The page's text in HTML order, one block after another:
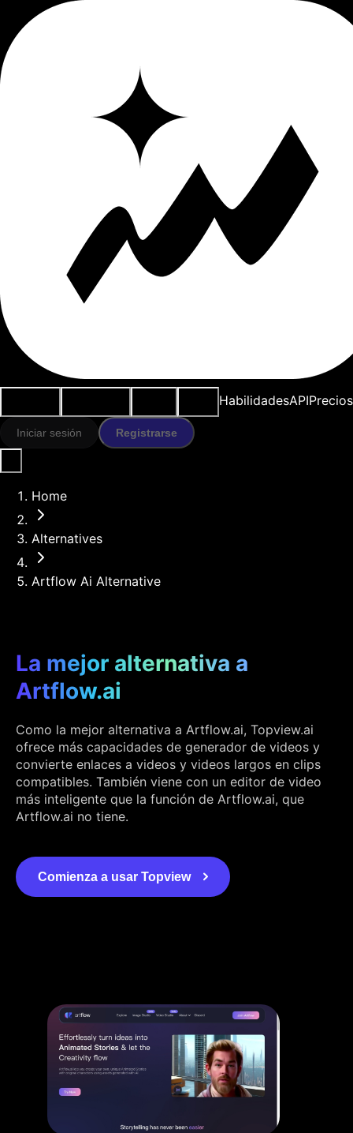
HabilidadesAPIPrecios
Iniciar sesión Registrarse
Home
Alternatives
Artflow Ai Alternative
La mejor alternativa a
Artflow.ai
Como la mejor alternativa a Artflow.ai, Topview.ai
ofrece más capacidades de generador de videos y
convierte enlaces a videos y videos largos en clips
compatibles. También viene con un editor de video
más inteligente que la función de Artflow.ai, que
Artflow.ai no tiene.
Comienza a usar Topview